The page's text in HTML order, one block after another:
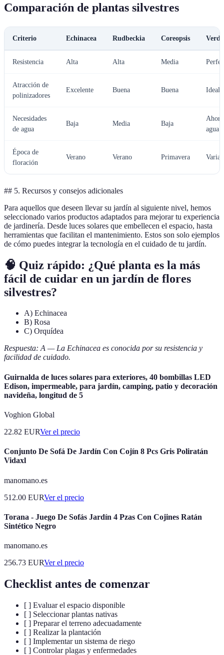
Comparación de plantas silvestres
Criterio Echinacea Rudbeckia Coreopsis
Resistencia Alta Alta Media
Atracción de
polinizadores
Excelente Buena Buena Ideal
Necesidades
de agua
Baja Media Baja
agua
Época de
floración
Verano Verano Primavera
## 5. Recursos y consejos adicionales
Para aquellos que deseen llevar su jardín al siguiente nivel, hemos
seleccionado varios productos adaptados para mejorar tu experiencia
de jardinería. Desde luces solares que embellecen el espacio, hasta
herramientas que facilitan el mantenimiento. Estos son solo ejemplos
de cómo puedes integrar la tecnología en el cuidado de tu jardín.
🧠 Quiz rápido: ¿Qué planta es la más
fácil de cuidar en un jardín de flores
silvestres?
A) Echinacea
B) Rosa
C) Orquídea
Respuesta: A — La Echinacea es conocida por su resistencia y
facilidad de cuidado.
Guirnalda de luces solares para exteriores, 40 bombillas LED
Edison, impermeable, para jardín, camping, patio y decoración
navideña, longitud de 5
Voghion Global
22.82 EURVer el precio
Conjunto De Sofá De Jardín Con Cojín 8 Pcs Gris Poliratán
Vidaxl
manomano.es
512.00 EURVer el precio
Torana - Juego De Sofás Jardín 4 Pzas Con Cojines Ratán
Sintético Negro
manomano.es
256.73 EURVer el precio
Checklist antes de comenzar
[ ] Evaluar el espacio disponible
[ ] Seleccionar plantas nativas
[ ] Preparar el terreno adecuadamente
[ ] Realizar la plantación
[ ] Implementar un sistema de riego
[ ] Controlar plagas y enfermedades